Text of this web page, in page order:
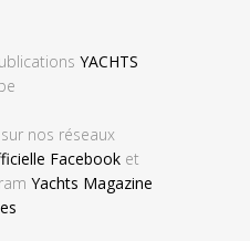
YACHTS
nos réseaux
Facebook et
Yachts Magazine